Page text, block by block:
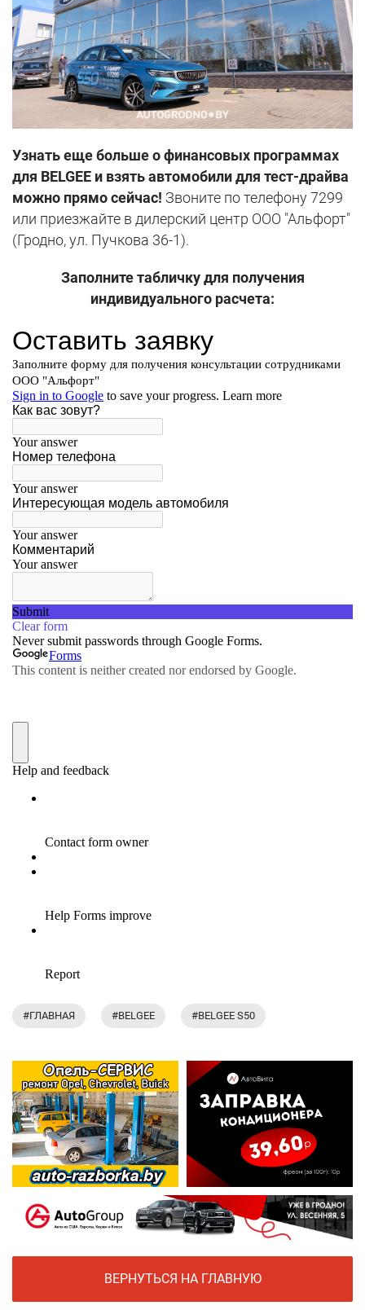
Узнать еще больше о финансовых программах
для BELGEE и взять автомобили для тест-драйва
можно прямо сейчас! Звоните по телефону 7299
или приезжайте в дилерский центр ООО "Альфорт"
(Гродно, ул. Пучкова 36-1).
Заполните табличку для получения
индивидуального расчета:
#ГЛАВНАЯ #BELGEE #BELGEE S50
ВЕРНУТЬСЯ НА ГЛАВНУЮ